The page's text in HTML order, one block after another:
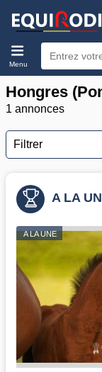
Menu
Hongres
1 annonces
Filtrer
A LA
A LA UNE